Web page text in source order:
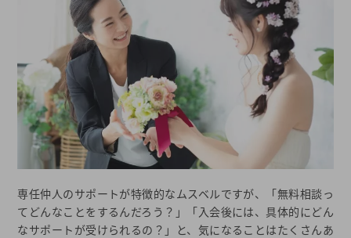
専任仲人のサポートが特徴的なムスベルですが、「無料相談っ
てどんなことをするんだろう？」「入会後には、具体的にどん
なサポートが受けられるの？」と、気になることはたくさんあ